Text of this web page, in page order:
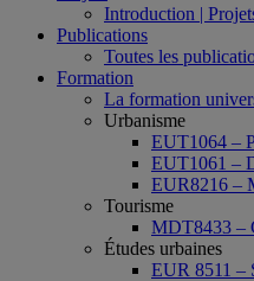
Introduction |
Publications
Toutes les
Formation
La formation
Urbanisme
EUT1064 –
EUT1061 –
EUR8216 –
Tourisme
MDT8433 –
Études urbaines
EUR 8511 –